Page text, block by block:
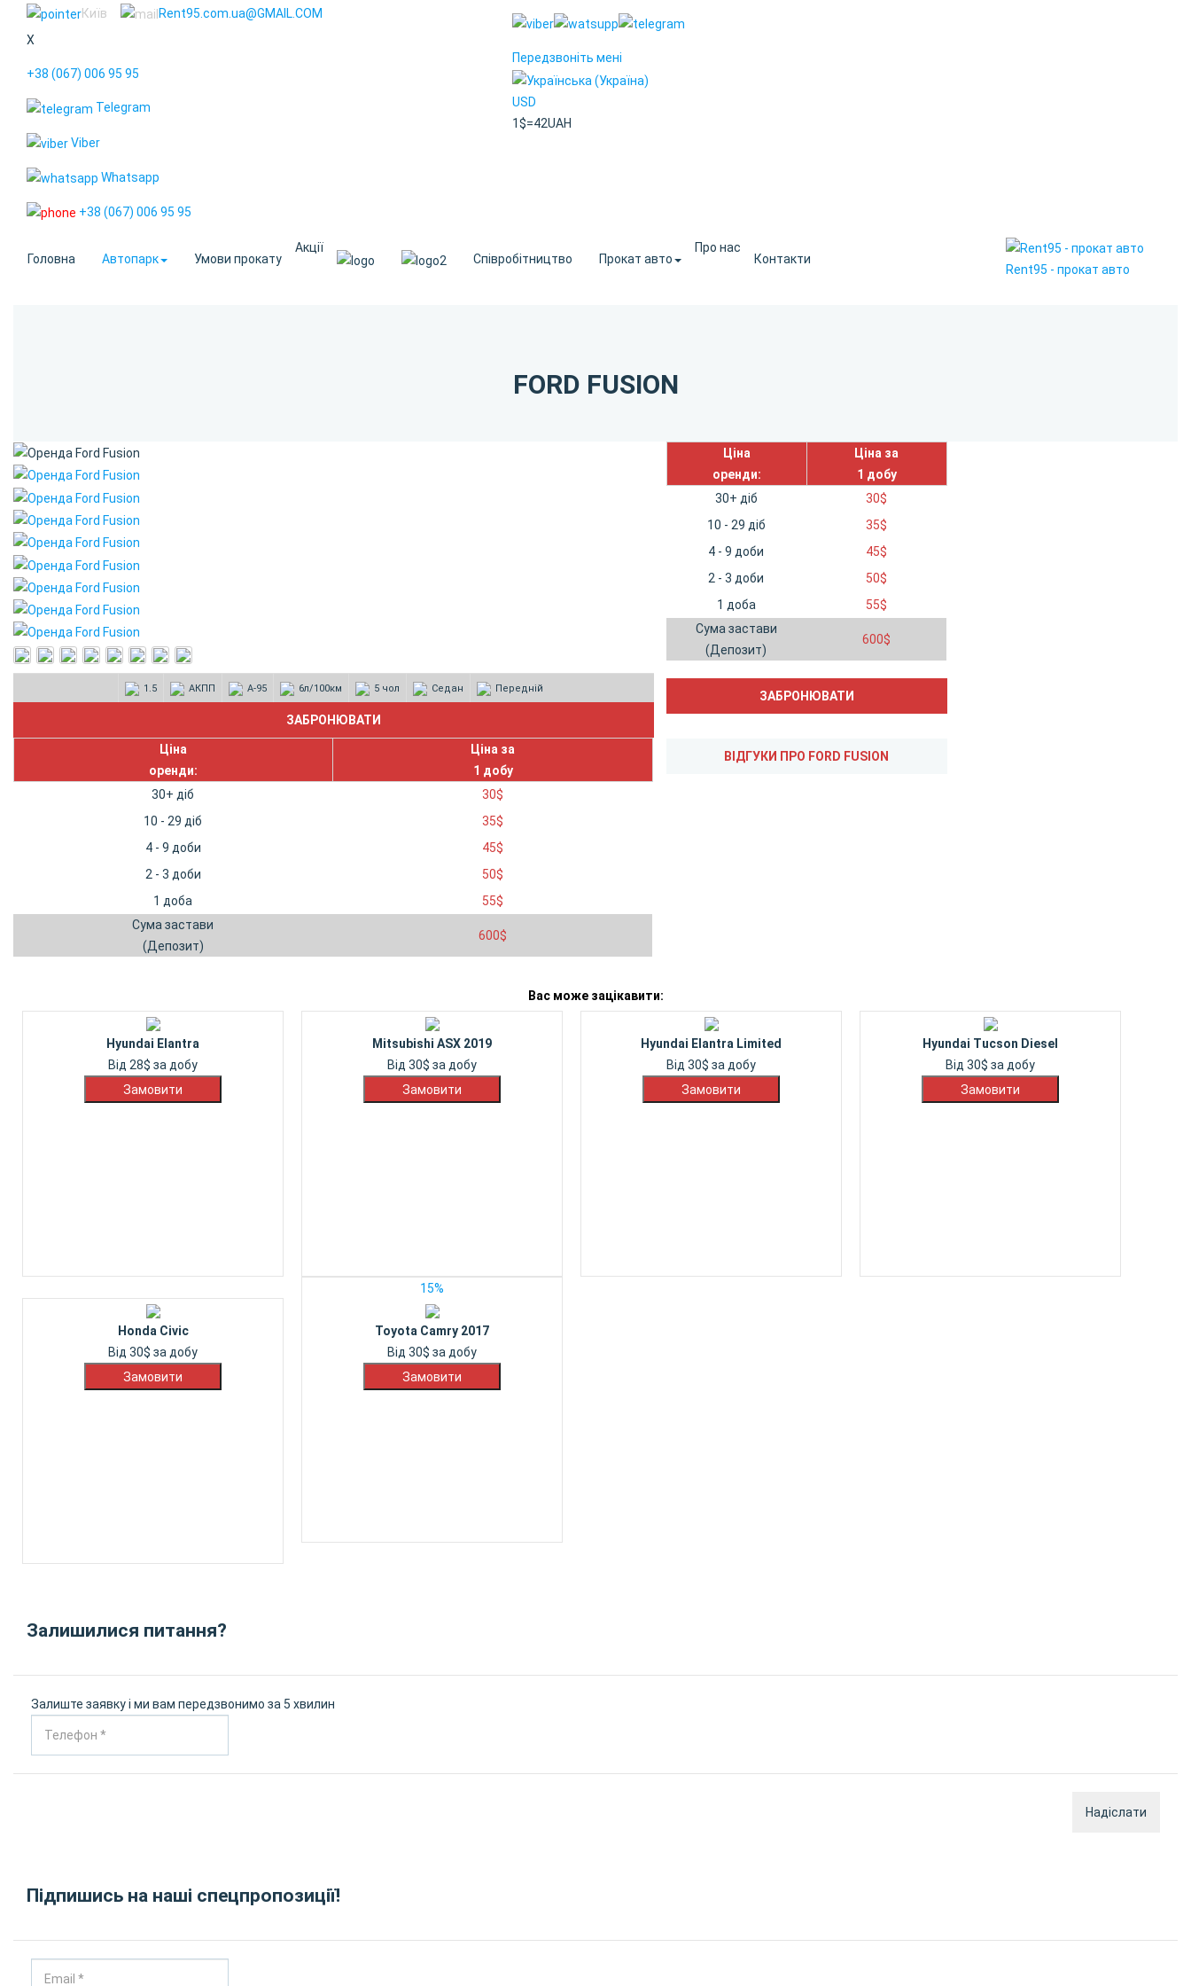
Київ
Rent95.com.ua@GMAIL.COM
X
+38 (067) 006 95 95
Telegram
Viber
Whatsapp
+38 (067) 006 95 95
Передзвоніть мені
USD
1$=42UAH
Головна Автопарк Умови прокату
Акції
Співробітництво
Прокат авто
Про нас
Контакти
Rent95 - прокат авто
FORD FUSION
1.5 АКПП А-95 6л/100км 5 чол Седан Передній
Ціна
оренди:
Ціна за
1 добу
30+ діб
30$
10 - 29 діб
35$
4 - 9 доби
45$
2 - 3 доби
50$
1 доба
55$
Сума застави
(Депозит)
600$
Ціна
оренди:
Ціна за
1 добу
30+ діб
30$
10 - 29 діб
35$
4 - 9 доби
45$
2 - 3 доби
50$
1 доба
55$
Сума застави
(Депозит)
600$
ВІДГУКИ ПРО FORD FUSION
Вас може зацікавити:
Hyundai Elantra
Від 28$ за добу
Mitsubishi ASX 2019
Від 30$ за добу
Hyundai Elantra Limited
Від 30$ за добу
Hyundai Tucson Diesel
Від 30$ за добу
Honda Civic
Від 30$ за добу
15%
Toyota Camry 2017
Від 30$ за добу
Залишилися питання?
Залиште заявку і ми вам передзвонимо за 5 хвилин
Надіслати
Підпишись на наші спецпропозиції!